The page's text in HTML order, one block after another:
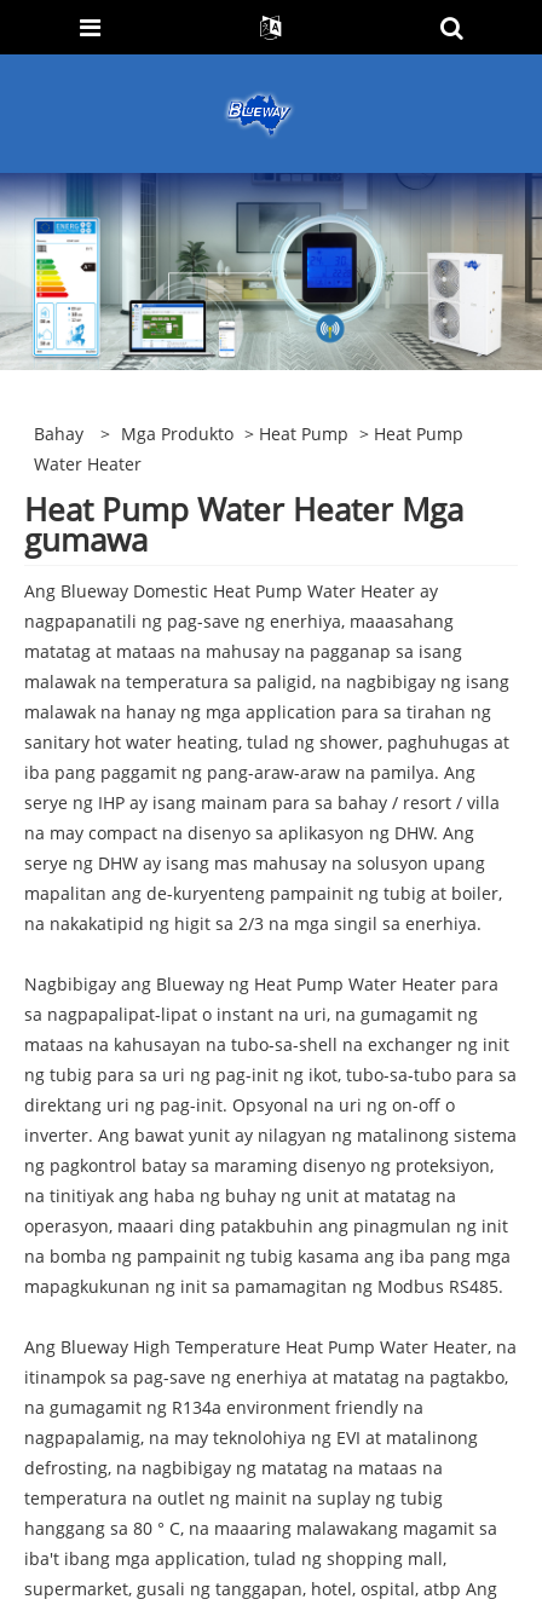
Bahay > Mga Produkto > Heat Pump > Heat Pump
Water Heater
Heat Pump Water Heater Mga
gumawa
Ang Blueway Domestic Heat Pump Water Heater ay
nagpapanatili ng pag-save ng enerhiya, maaasahang
matatag at mataas na mahusay na pagganap sa isang
malawak na temperatura sa paligid, na nagbibigay ng isang
malawak na hanay ng mga application para sa tirahan ng
sanitary hot water heating, tulad ng shower, paghuhugas at
iba pang paggamit ng pang-araw-araw na pamilya. Ang
serye ng IHP ay isang mainam para sa bahay / resort / villa
na may compact na disenyo sa aplikasyon ng DHW. Ang
serye ng DHW ay isang mas mahusay na solusyon upang
mapalitan ang de-kuryenteng pampainit ng tubig at boiler,
na nakakatipid ng higit sa 2/3 na mga singil sa enerhiya.
Nagbibigay ang Blueway ng Heat Pump Water Heater para
sa nagpapalipat-lipat o instant na uri, na gumagamit ng
mataas na kahusayan na tubo-sa-shell na exchanger ng init
ng tubig para sa uri ng pag-init ng ikot, tubo-sa-tubo para sa
direktang uri ng pag-init. Opsyonal na uri ng on-off o
inverter. Ang bawat yunit ay nilagyan ng matalinong sistema
ng pagkontrol batay sa maraming disenyo ng proteksiyon,
na tinitiyak ang haba ng buhay ng unit at matatag na
operasyon, maaari ding patakbuhin ang pinagmulan ng init
na bomba ng pampainit ng tubig kasama ang iba pang mga
mapagkukunan ng init sa pamamagitan ng Modbus RS485.
Ang Blueway High Temperature Heat Pump Water Heater, na
itinampok sa pag-save ng enerhiya at matatag na pagtakbo,
na gumagamit ng R134a environment friendly na
nagpapalamig, na may teknolohiya ng EVI at matalinong
defrosting, na nagbibigay ng matatag na mataas na
temperatura na outlet ng mainit na suplay ng tubig
hanggang sa 80 ° C, na maaaring malawakang magamit sa
iba't ibang mga application, tulad ng shopping mall,
supermarket, gusali ng tanggapan, hotel, ospital, atbp Ang